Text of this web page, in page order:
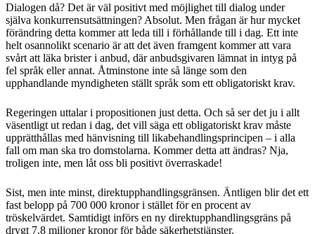
Dialogen då? Det är väl positivt med möjlighet till dialog under
själva konkurrensutsättningen? Absolut. Men frågan är hur mycket
förändring detta kommer att leda till i förhållande till i dag. Ett inte
helt osannolikt scenario är att det även framgent kommer att vara
svårt att läka brister i anbud, där anbudsgivaren lämnat in intyg på
fel språk eller annat. Åtminstone inte så länge som den
upphandlande myndigheten ställt språk som ett obligatoriskt krav.
Regeringen uttalar i propositionen just detta. Och så ser det ju i allt
väsentligt ut redan i dag, det vill säga ett obligatoriskt krav måste
upprätthållas med hänvisning till likabehandlingsprincipen – i alla
fall om man ska tro domstolarna. Kommer detta att ändras? Nja,
troligen inte, men låt oss bli positivt överraskade!
Sist, men inte minst, direktupphandlingsgränsen. Äntligen blir det ett
fast belopp på 700 000 kronor i stället för en procent av
tröskelvärdet. Samtidigt införs en ny direktupphandlingsgräns på
drygt 7,8 miljoner kronor för både säkerhetstjänster,